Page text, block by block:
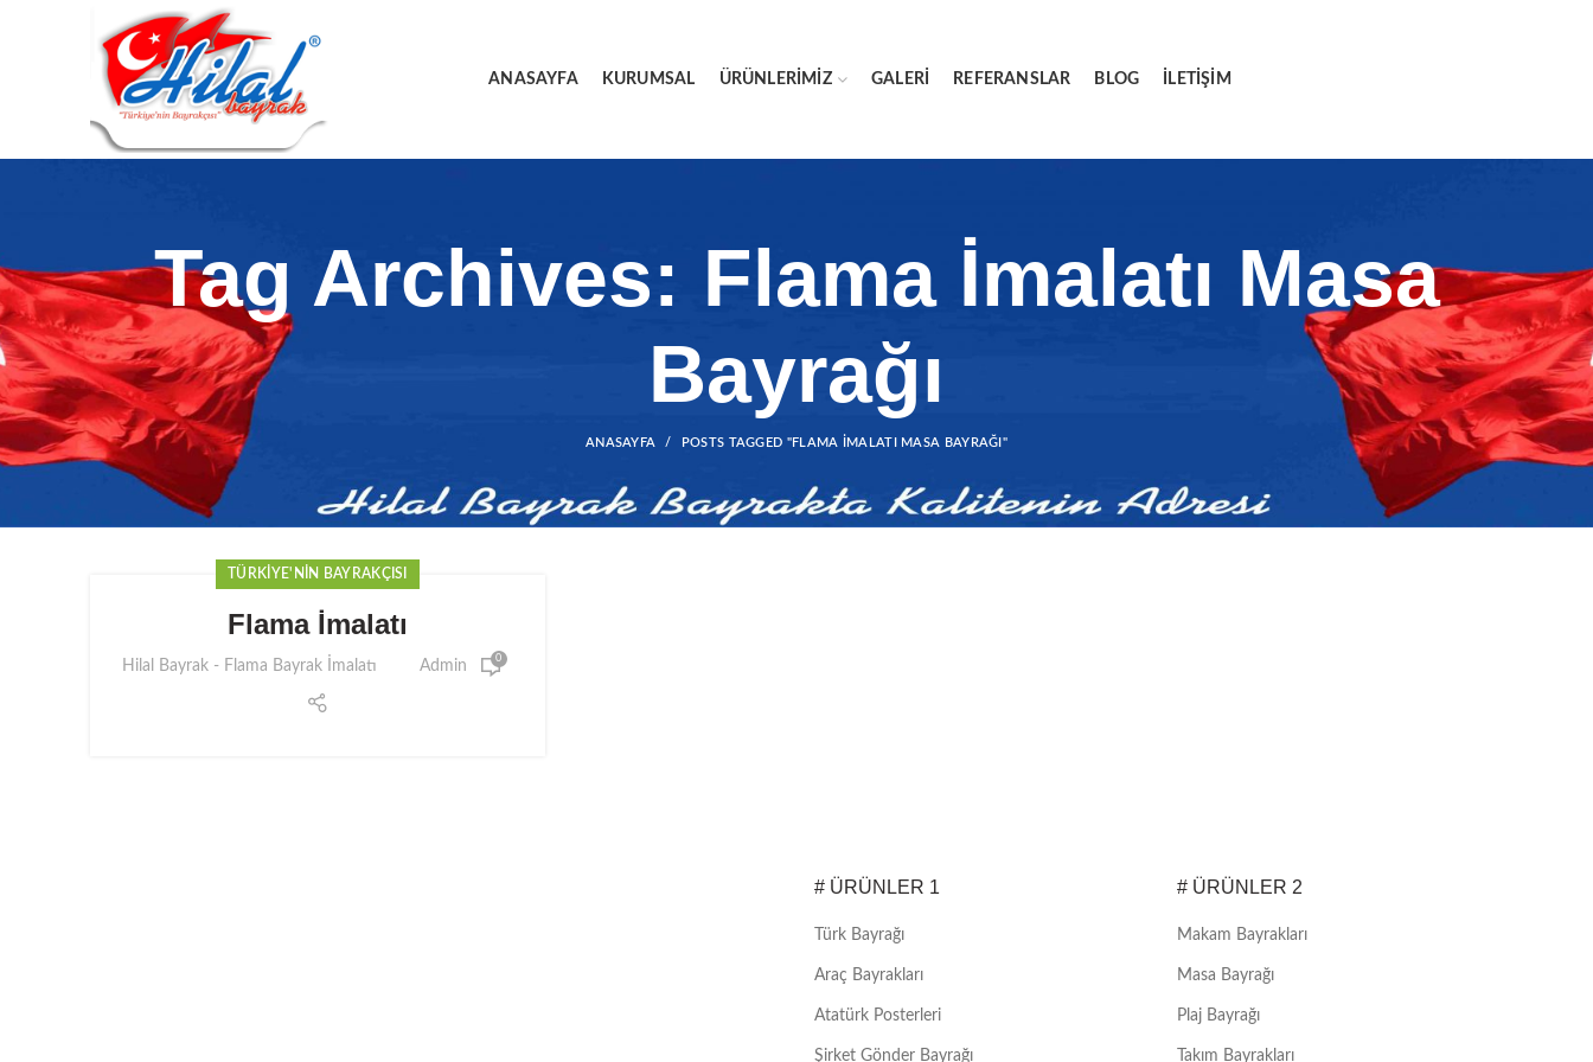
ANASAYFA KURUMSAL ÜRÜNLERIMIZ GALERI REFERANSLAR BLOG İLETIŞIM
Tag Archives: Flama İmalatı Masa
Bayrağı
ANASAYFA POSTS TAGGED "FLAMA İMALATI MASA BAYRAĞI"
TÜRKIYE'NIN BAYRAKÇISI
Flama İmalatı
Hilal Bayrak - Flama Bayrak İmalatı Admin 0
# ÜRÜNLER 1
Türk Bayrağı
Araç Bayrakları
Atatürk Posterleri
Şirket Gönder Bayrağı
# ÜRÜNLER 2
Makam Bayrakları
Masa Bayrağı
Plaj Bayrağı
Takım Bayrakları